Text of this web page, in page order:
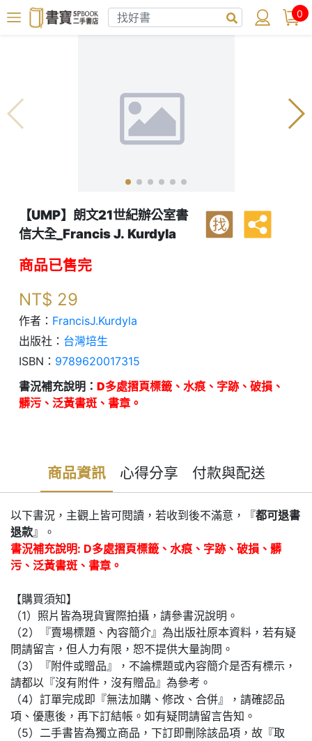
0
【UMP】朗文21世紀辦公室書
信大全_Francis J. Kurdyla
找
商品已售完
NT$ 29
作者： FrancisJ.Kurdyla
出版社： 台灣培生
ISBN： 9789620017315
書況補充說明： D多處摺頁標籤、水痕、字跡、破損、
髒污、泛黃書斑、書章。
商品資訊 心得分享 付款與配送
以下書況，主觀上皆可閱讀，若收到後不滿意，『都可退書
退款』。
書況補充說明: D多處摺頁標籤、水痕、字跡、破損、髒
污、泛黃書斑、書章。
【購買須知】
（1）照片皆為現貨實際拍攝，請參書況說明。
（2）『賣場標題、內容簡介』為出版社原本資料，若有疑
問請留言，但人力有限，恕不提供大量詢問。
（3）『附件或贈品』，不論標題或內容簡介是否有標示，
請都以『沒有附件，沒有贈品』為參考。
（4）訂單完成即『無法加購、修改、合併』，請確認品
項、優惠後，再下訂結帳。如有疑問請留言告知。
（5）二手書皆為獨立商品，下訂即刪除該品項，故『取